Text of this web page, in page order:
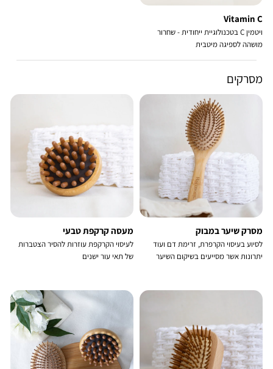
Vitamin C
ויטמין C בטכנולוגיית ייחודית - שחרור
מושהה לספיגה מיטבית
מסרקים
מסרק שיער במבוק
לסיוע בעיסוי הקרפרת, זרימת דם ועוד
יתרונות אשר מסייעים בשיקום השיער
מעסה קרקפת טבעי
לעיסוי הקרקפת עוזרות להסיר הצטברות
של תאי עור ישנים